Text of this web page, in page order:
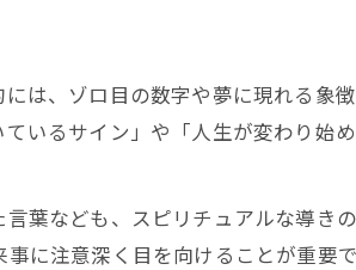
る実践例
リチュアルな実践例
は、ゾロ目の数字や夢に現れる象
いるサイン」や「人生が変わり始
葉なども、スピリチュアルな導き
に注意深く目を向けることが重要